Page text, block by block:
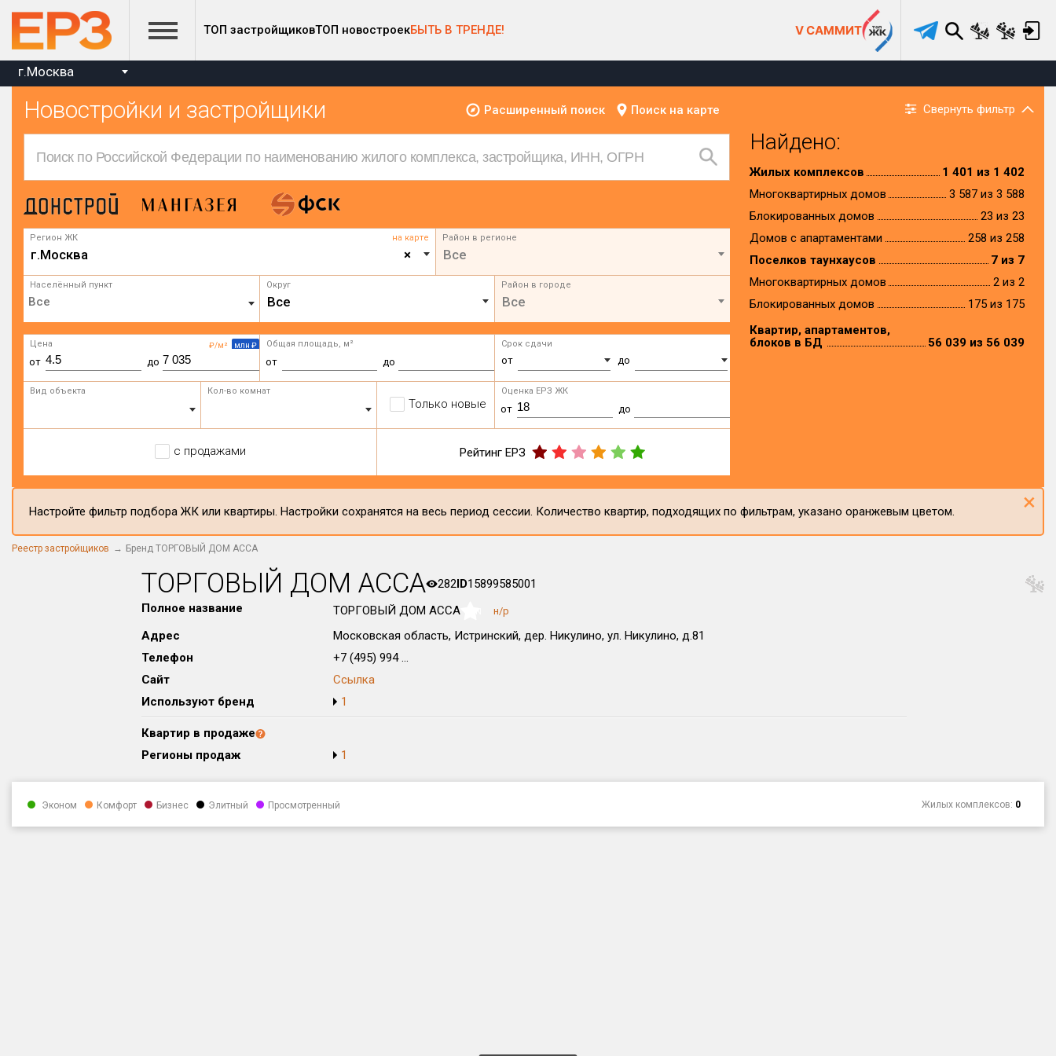
ТОП застройщиковТОП новостроекБЫТЬ В ТРЕНДЕ! V САММИТ
г.Москва
Новостройки и застройщики Расширенный поиск Поиск на карте Свернуть фильтр
Регион ЖК на карте
×
г.Москва
Район в регионе
Все
Населённый пункт Округ
Все
Район в городе
Все
₽/м² млн ₽
Цена
от до
Общая площадь, м²
от до
Срок сдачи
от до
Вид объекта Кол-во комнат
Только новые
Оценка ЕРЗ ЖК
от до
с продажами Рейтинг ЕРЗ
Найдено:
Жилых комплексов
1 401 из 1 402
Многоквартирных домов
3 587 из 3 588
Блокированных домов
23 из 23
Домов с апартаментами
258 из 258
Поселков таунхаусов
7 из 7
Многоквартирных домов
2 из 2
Блокированных домов
175 из 175
Квартир, апартаментов,
блоков в БД
56 039 из 56 039
Настройте фильтр подбора ЖК или квартиры. Настройки сохранятся на весь период сессии. Количество квартир, подходящих по фильтрам, указано оранжевым цветом. ×
Реестр застройщиков Бренд ТОРГОВЫЙ ДОМ АССА
ТОРГОВЫЙ ДОМ АССА 282ID15899585001
Полное название
ТОРГОВЫЙ ДОМ АССА н/р
Адрес
Московская область, Истринский, дер. Никулино, ул. Никулино, д.81
Телефон
+7 (495) 994 ...
Сайт
Ссылка
Используют бренд
1
Квартир в продаже
Регионы продаж
1
Эконом Комфорт Бизнес Элитный Просмотренный Жилых комплексов: 0